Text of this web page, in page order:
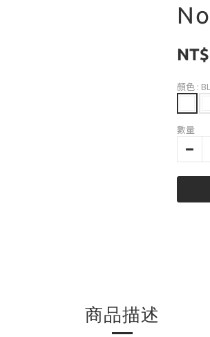
顏色 :
數量
商品描述